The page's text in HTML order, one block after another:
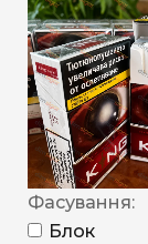
Фасування:
Блок